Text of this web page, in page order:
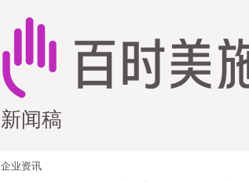
新闻稿
企业资讯